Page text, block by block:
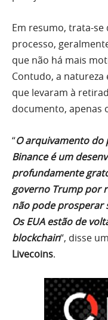
Em resumo, trata-
processo,
que não há mais
Contudo, a
que levaram à
documento, apenas
“O arquivamento do
Binance é um
profundamente
governo Trump por
não pode prosperar
Os EUA estão de
blockchain“, disse
Livecoins.